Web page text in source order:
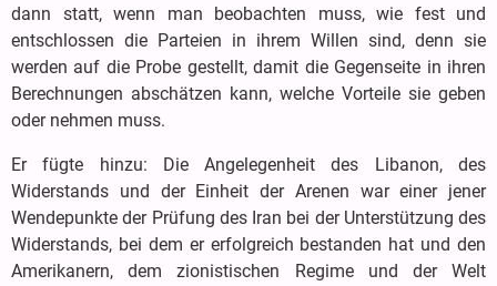
dann statt, wenn man beobachten muss, wie fest und
entschlossen die Parteien in ihrem Willen sind, denn sie
werden auf die Probe gestellt, damit die Gegenseite in ihren
Berechnungen abschätzen kann, welche Vorteile sie geben
oder nehmen muss.
Er fügte hinzu: Die Angelegenheit des Libanon, des
Widerstands und der Einheit der Arenen war einer jener
Wendepunkte der Prüfung des Iran bei der Unterstützung des
Widerstands, bei dem er erfolgreich bestanden hat und den
Amerikanern, dem zionistischen Regime und der Welt